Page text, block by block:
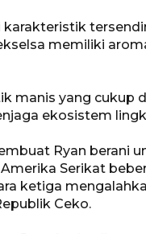
memiliki
manis yang cukup
ekosistem
Ryan berani
Serikat
ketiga
Ceko.